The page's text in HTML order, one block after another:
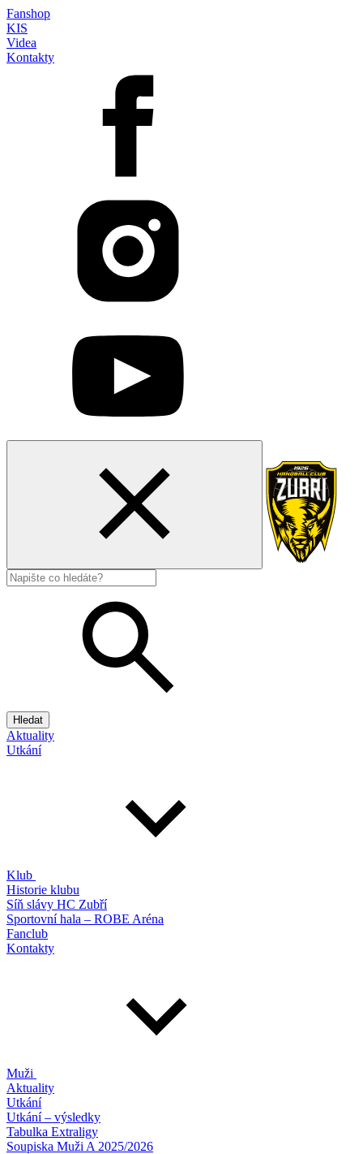
Fanshop
KIS
Videa
Kontakty
Hledat
Aktuality
Utkání
Klub
Historie klubu
Síň slávy HC Zubří
Sportovní hala – ROBE Aréna
Fanclub
Kontakty
Muži
Aktuality
Utkání
Utkání – výsledky
Tabulka Extraligy
Soupiska Muži A 2025/2026